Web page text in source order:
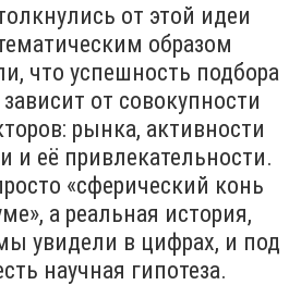
от этой идеи
образом
что успешность подбора
от совокупности
рынка, активности
и её привлекательности.
«сферический конь
а реальная история,
увидели в цифрах, и под
научная гипотеза.